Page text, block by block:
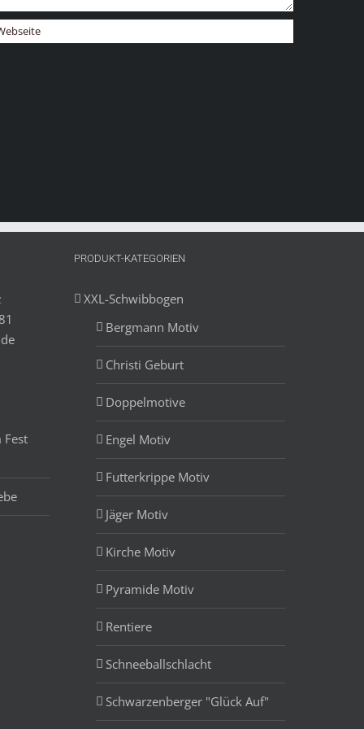
Fest
PRODUKT-KATEGORIEN
XXL-Schwibbogen
Bergmann Motiv
Christi Geburt
Doppelmotive
Engel Motiv
Futterkrippe Motiv
Jäger Motiv
Kirche Motiv
Pyramide Motiv
Rentiere
Schneeballschlacht
Schwarzenberger "Glück Auf"